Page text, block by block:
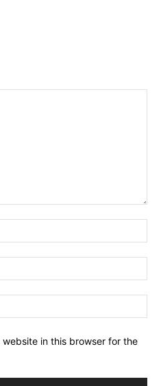
in this browser for the